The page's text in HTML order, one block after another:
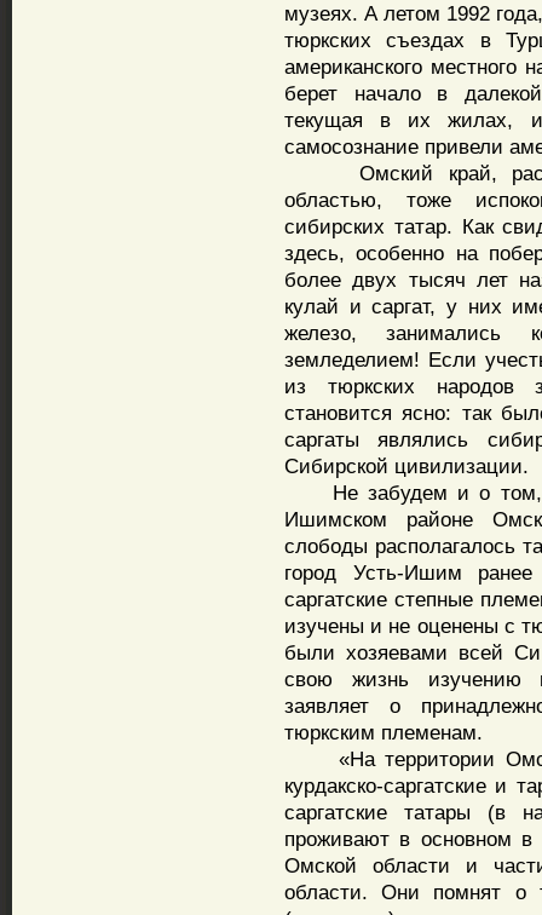
музеях. А летом 1992
тюркских съездах в
американского местного
берет начало в
текущая в их жилах,
самосознание привели
Омский край,
областью, тоже
сибирских татар. Как
здесь, особенно на
более двух тысяч лет
кулай и саргат, у них
железо, занимались
земледелием! Если
из тюркских народов
становится ясно: так
саргаты являлись
Сибирской цивилизации.
Не забудем и о том,
Ишимском районе
слободы располагалось
город Усть-Ишим
саргатские степные
изучены и не оценены с
были хозяевами всей
свою жизнь изучению
заявляет о
тюркским племенам.
«На территории
курдакско-саргатские и
саргатские татары (в
проживают в основном
Омской области и
области. Они помнят о